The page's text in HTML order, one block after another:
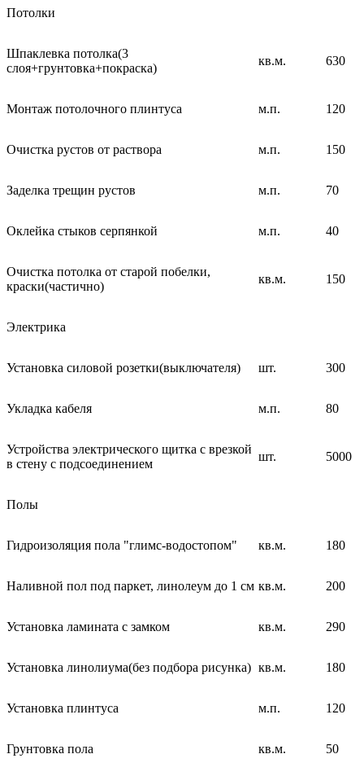
Потолки
Шпаклевка потолка(3
слоя+грунтовка+покраска)
кв.м. 630
Монтаж потолочного плинтуса м.п. 120
Очистка рустов от раствора м.п. 150
Заделка трещин рустов м.п. 70
Оклейка стыков серпянкой м.п. 40
Очистка потолка от старой побелки,
краски(частично)
кв.м. 150
Электрика
Установка силовой розетки(выключателя) шт. 300
Укладка кабеля м.п. 80
Устройства электрического щитка с врезкой
в стену с подсоединением
шт. 5000
Полы
Гидроизоляция пола "глимс-водостопом" кв.м. 180
Наливной пол под паркет, линолеум до 1 см кв.м. 200
Установка ламината с замком кв.м. 290
Установка линолиума(без подбора рисунка) кв.м. 180
Установка плинтуса м.п. 120
Грунтовка пола кв.м. 50